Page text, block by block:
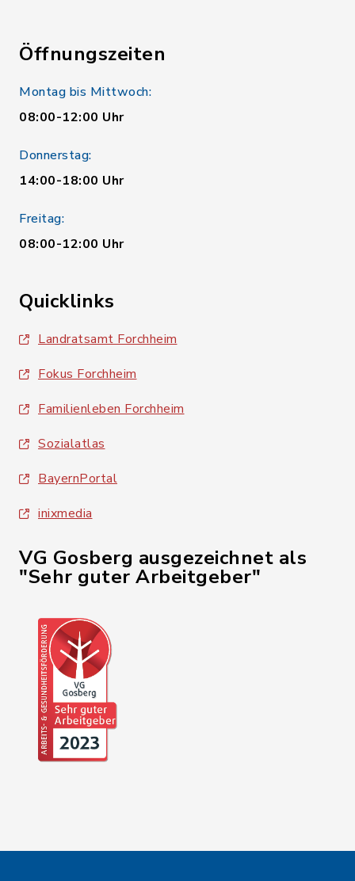
Öffnungszeiten
Montag bis Mittwoch:
08:00-12:00 Uhr
Donnerstag:
14:00-18:00 Uhr
Freitag:
08:00-12:00 Uhr
Quicklinks
Landratsamt Forchheim
Fokus Forchheim
Familienleben Forchheim
Sozialatlas
BayernPortal
inixmedia
VG Gosberg ausgezeichnet als
"Sehr guter Arbeitgeber"